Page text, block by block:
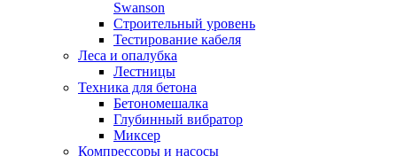
Swanson
Строительный уровень
Тестирование кабеля
Леса и опалубка
Лестницы
Техника для бетона
Бетономешалка
Глубинный вибратор
Миксер
Компрессоры и насосы